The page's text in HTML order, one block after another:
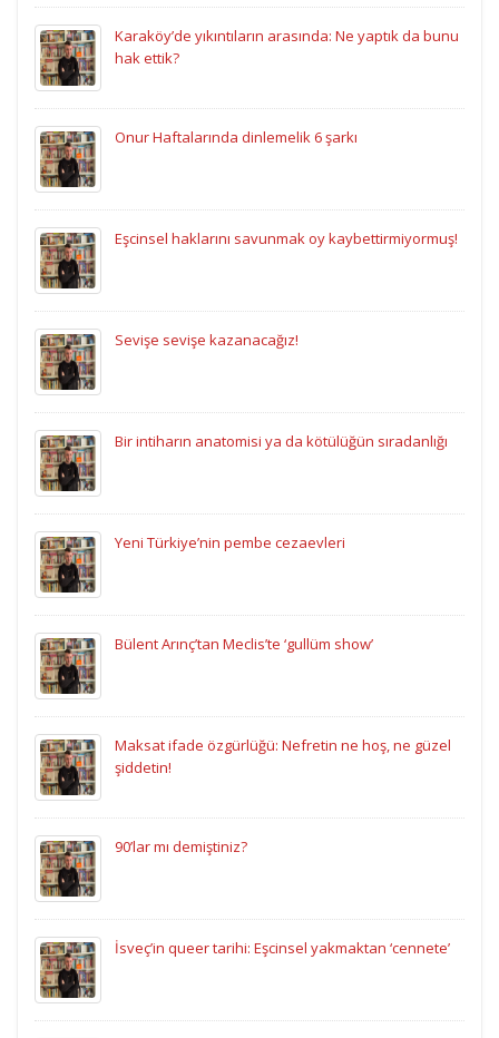
Karaköy’de yıkıntıların arasında: Ne yaptık da bunu
hak ettik?
Onur Haftalarında dinlemelik 6 şarkı
Eşcinsel haklarını savunmak oy kaybettirmiyormuş!
Sevişe sevişe kazanacağız!
Bir intiharın anatomisi ya da kötülüğün sıradanlığı
Yeni Türkiye’nin pembe cezaevleri
Bülent Arınç’tan Meclis’te ‘gullüm show’
Maksat ifade özgürlüğü: Nefretin ne hoş, ne güzel
şiddetin!
90’lar mı demiştiniz?
İsveç’in queer tarihi: Eşcinsel yakmaktan ‘cennete’